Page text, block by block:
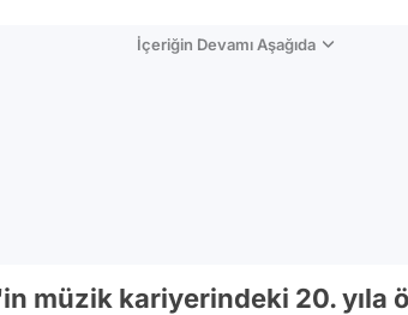
İçeriğin Devamı Aşağıda
müzik kariyerindeki 20. yıla